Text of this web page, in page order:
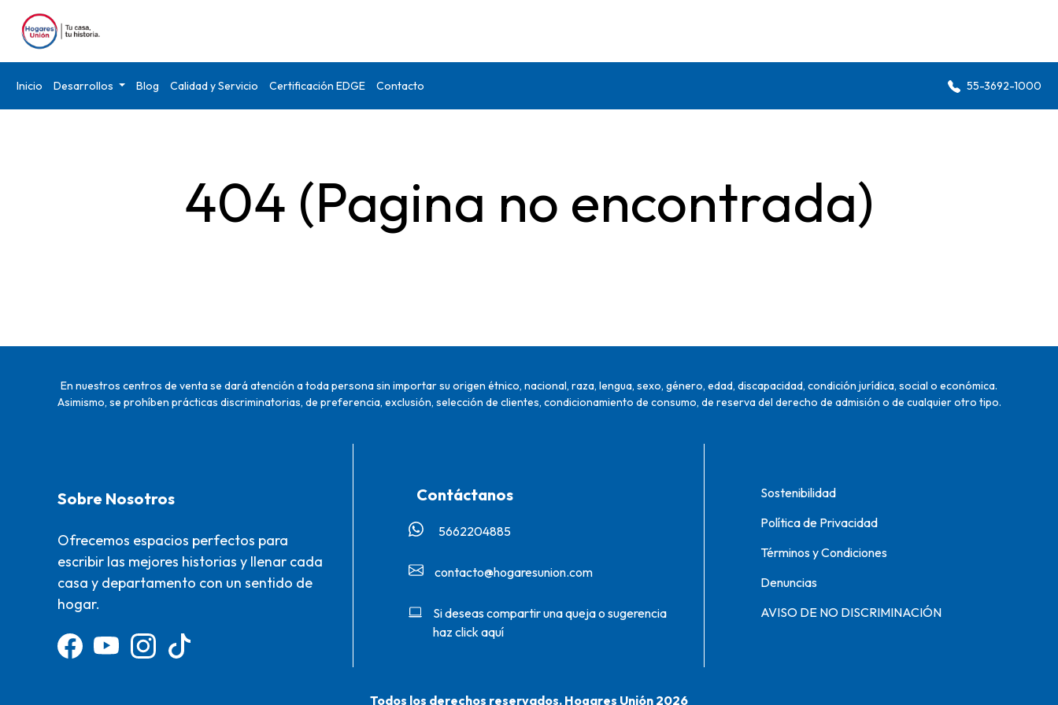
Inicio Desarrollos Blog Calidad y Servicio Certificación EDGE Contacto 55-3692-1000
404 (Pagina no encontrada)
En nuestros centros de venta se dará atención a toda persona sin importar su origen étnico, nacional, raza, lengua, sexo, género, edad, discapacidad, condición jurídica, social o económica.
Asimismo, se prohíben prácticas discriminatorias, de preferencia, exclusión, selección de clientes, condicionamiento de consumo, de reserva del derecho de admisión o de cualquier otro tipo.
Sobre Nosotros
Ofrecemos espacios perfectos para
escribir las mejores historias y llenar cada
casa y departamento con un sentido de
hogar.
Contáctanos
5662204885‬
contacto@hogaresunion.com
Si deseas compartir una queja o sugerencia
haz click aquí
Sostenibilidad
Política de Privacidad
Términos y Condiciones
Denuncias
AVISO DE NO DISCRIMINACIÓN
Todos los derechos reservados. Hogares Unión 2026